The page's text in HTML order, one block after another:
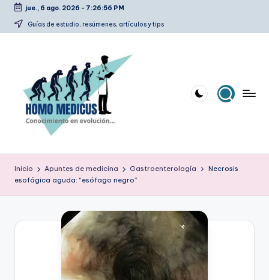
Saltar
jue., 6 ago. 2026 - 7:26:57 PM
Guías de estudio, resúmenes, artículos y tips
o
m
estudio,
Inicio Apuntes de medicina Gastroenterología
Necrosis
esofágica aguda: “esófago negro”